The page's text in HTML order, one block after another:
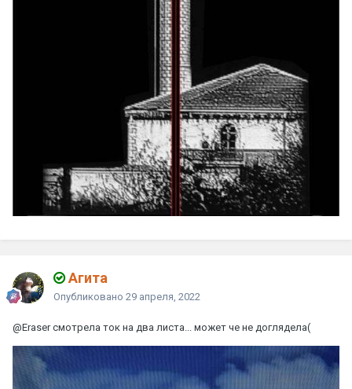
Агита
Опубликовано 29 апреля, 2022
@Eraserсмотрела ток на два листа... может че не доглядела(